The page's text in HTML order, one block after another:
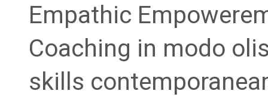
Empathic
Coaching in modo
skills